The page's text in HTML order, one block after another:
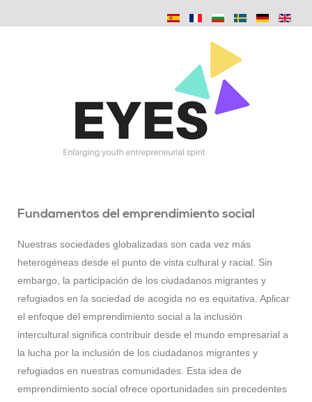
Fundamentos del emprendimiento social
Nuestras sociedades globalizadas son cada vez más
heterogéneas desde el punto de vista cultural y racial. Sin
embargo, la participación de los ciudadanos migrantes y
refugiados en la sociedad de acogida no es equitativa. Aplicar
el enfoque del emprendimiento social a la inclusión
intercultural significa contribuir desde el mundo empresarial a
la lucha por la inclusión de los ciudadanos migrantes y
refugiados en nuestras comunidades. Esta idea de
emprendimiento social ofrece oportunidades sin precedentes